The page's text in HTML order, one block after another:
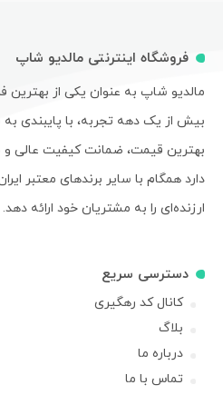
فروشگاه اینترنتی مالدیو شاپ
مالدیو شاپ به عنوان یکی از بهترین
بیش از یک دهه تجربه، با پایبندی
بهترین قیمت، ضمانت کیفیت عالی و
دارد همگام با سایر برندهای معتبر
ارزنده‌ای را به مشتریان خود ارائه دهد.
دسترسی سریع
کانال کد رهگیری
بلاگ
درباره ما
تماس با ما